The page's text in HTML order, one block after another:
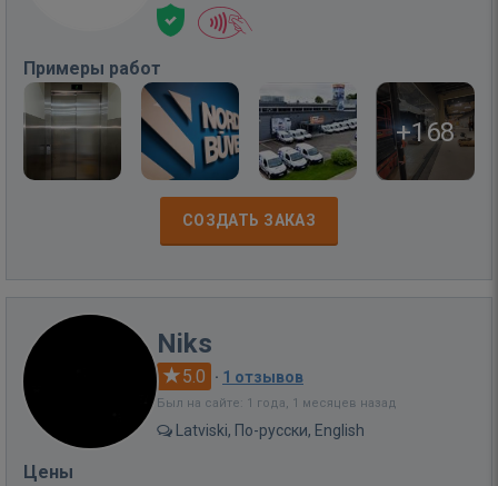
Примеры работ
+168
СОЗДАТЬ ЗАКАЗ
Niks
5.0 · 1 отзывов
Был на сайте: 1 года, 1 месяцев назад
Latviski, По-русски, English
Цены